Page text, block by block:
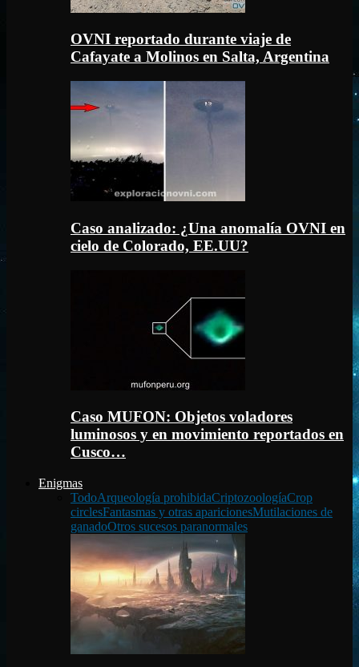
OVNI reportado durante viaje de
Cafayate a Molinos en Salta, Argentina
Caso analizado: ¿Una anomalía OVNI en
cielo de Colorado, EE.UU?
Caso MUFON: Objetos voladores
luminosos y en movimiento reportados en
Cusco…
Enigmas
TodoArqueología prohibidaCriptozoologíaCrop
circlesFantasmas y otras aparicionesMutilaciones de
ganadoOtros sucesos paranormales